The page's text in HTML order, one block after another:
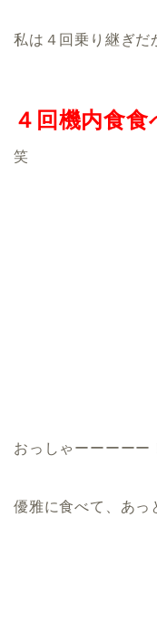
私は４回乗り継ぎだ
４回機内食
笑
おっしゃーーーーー
優雅に食べて、あっ